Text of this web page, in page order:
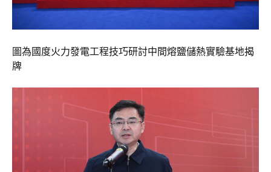
圖為國度火力發電工程技巧研討中間熔鹽儲熱實驗基地揭
牌